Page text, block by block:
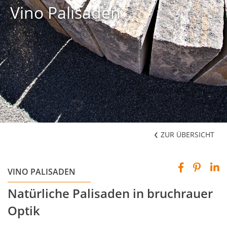
Vino Palisaden
ZUR ÜBERSICHT
VINO PALISADEN
Natürliche Palisaden in bruchrauer
Optik